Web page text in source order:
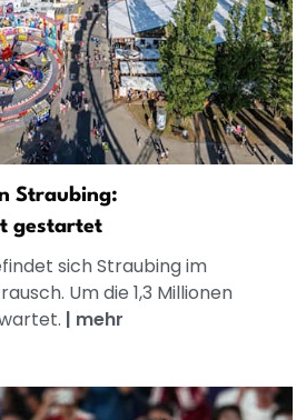
Straubing:
gestartet
sich Straubing im
Um die 1,3 Millionen
| mehr